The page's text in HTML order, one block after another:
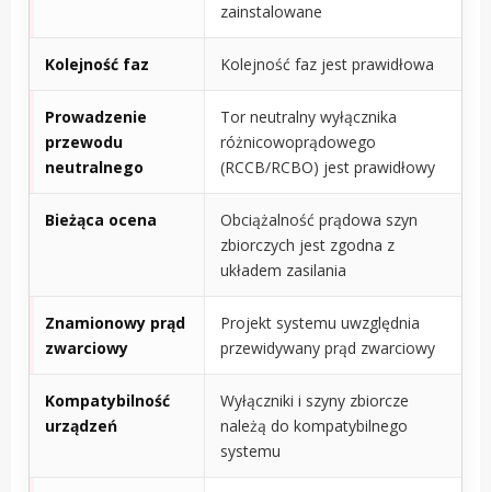
zainstalowane
Kolejność faz Kolejność faz jest prawidłowa
Prowadzenie
przewodu
neutralnego
Tor neutralny wyłącznika
różnicowoprądowego
(RCCB/RCBO) jest prawidłowy
Bieżąca ocena
Obciążalność prądowa szyn
zbiorczych jest zgodna z
układem zasilania
Znamionowy prąd
zwarciowy
Projekt systemu uwzględnia
przewidywany prąd zwarciowy
Kompatybilność
urządzeń
Wyłączniki i szyny zbiorcze
należą do kompatybilnego
systemu